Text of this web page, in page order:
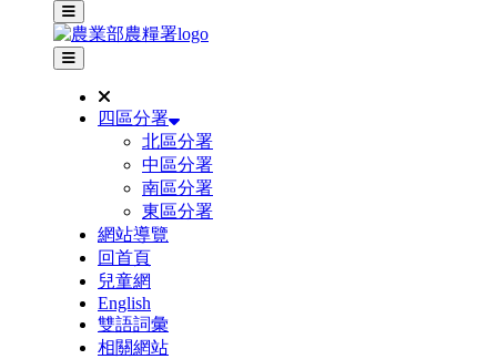
主選單
其他網站選單
四區分署
北區分署
中區分署
南區分署
東區分署
網站導覽
回首頁
兒童網
English
雙語詞彙
相關網站